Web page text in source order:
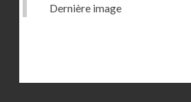
Dernière image